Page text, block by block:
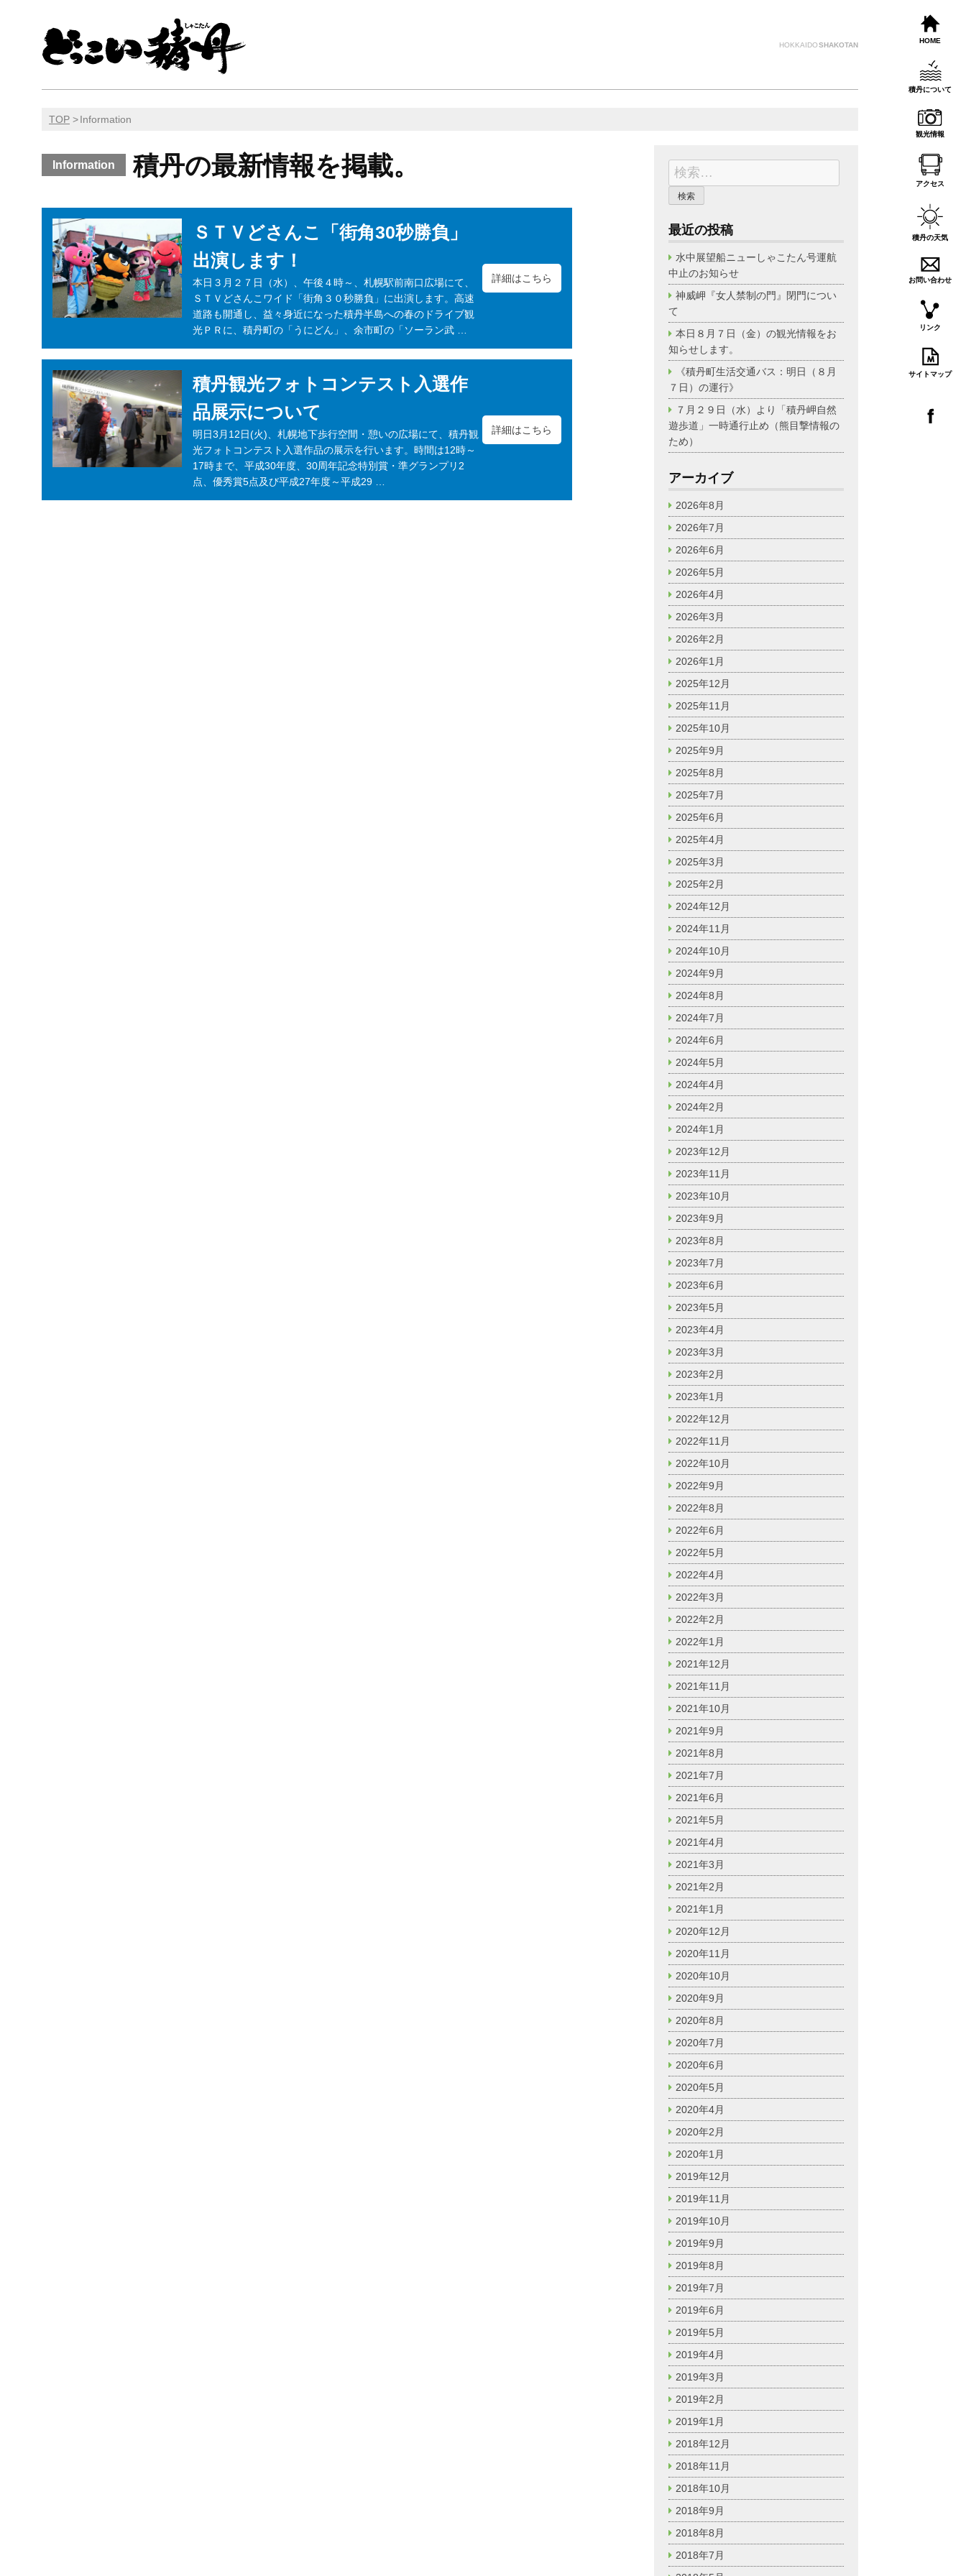
HOKKAIDOSHAKOTAN
HOME
積丹について
観光情報
アクセス
積丹の天気
お問い合わせ
リンク
サイトマップ
TOP Information
Information 積丹の最新情報を掲載。
ＳＴＶどさんこ「街角30秒勝負」
出演します！
本日３月２７日（水）、午後４時～、札幌駅前南口広場にて、
ＳＴＶどさんこワイド「街角３０秒勝負」に出演します。高速
道路も開通し、益々身近になった積丹半島への春のドライブ観
光ＰＲに、積丹町の「うにどん」、余市町の「ソーラン武 …
詳細はこちら
積丹観光フォトコンテスト入選作
品展示について
明日3月12日(火)、札幌地下歩行空間・憩いの広場にて、積丹観
光フォトコンテスト入選作品の展示を行います。時間は12時～
17時まで、平成30年度、30周年記念特別賞・準グランプリ2
点、優秀賞5点及び平成27年度～平成29 …
詳細はこちら
検
索:
最近の投稿
水中展望船ニューしゃこたん号運航
中止のお知らせ
神威岬『女人禁制の門』閉門につい
て
本日８月７日（金）の観光情報をお
知らせします。
《積丹町生活交通バス：明日（８月
７日）の運行》
７月２９日（水）より「積丹岬自然
遊歩道」一時通行止め（熊目撃情報の
ため）
アーカイブ
2026年8月
2026年7月
2026年6月
2026年5月
2026年4月
2026年3月
2026年2月
2026年1月
2025年12月
2025年11月
2025年10月
2025年9月
2025年8月
2025年7月
2025年6月
2025年4月
2025年3月
2025年2月
2024年12月
2024年11月
2024年10月
2024年9月
2024年8月
2024年7月
2024年6月
2024年5月
2024年4月
2024年2月
2024年1月
2023年12月
2023年11月
2023年10月
2023年9月
2023年8月
2023年7月
2023年6月
2023年5月
2023年4月
2023年3月
2023年2月
2023年1月
2022年12月
2022年11月
2022年10月
2022年9月
2022年8月
2022年6月
2022年5月
2022年4月
2022年3月
2022年2月
2022年1月
2021年12月
2021年11月
2021年10月
2021年9月
2021年8月
2021年7月
2021年6月
2021年5月
2021年4月
2021年3月
2021年2月
2021年1月
2020年12月
2020年11月
2020年10月
2020年9月
2020年8月
2020年7月
2020年6月
2020年5月
2020年4月
2020年2月
2020年1月
2019年12月
2019年11月
2019年10月
2019年9月
2019年8月
2019年7月
2019年6月
2019年5月
2019年4月
2019年3月
2019年2月
2019年1月
2018年12月
2018年11月
2018年10月
2018年9月
2018年8月
2018年7月